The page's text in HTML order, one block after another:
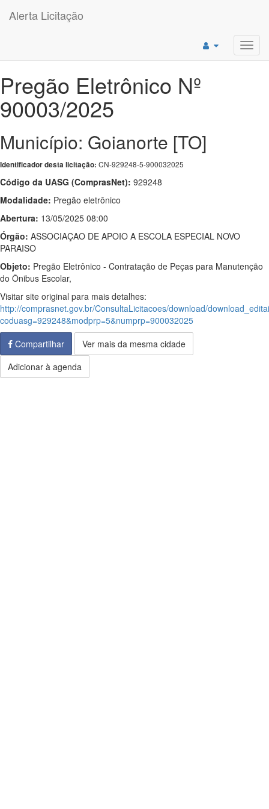
Alerta Licitação
Pregão Eletrônico Nº
90003/2025
Município: Goianorte [TO]
Identificador desta licitação: CN-929248-5-900032025
Código da UASG (ComprasNet): 929248
Modalidade: Pregão eletrônico
Abertura: 13/05/2025 08:00
Órgão: ASSOCIAÇAO DE APOIO A ESCOLA ESPECIAL NOVO
PARAISO
Objeto: Pregão Eletrônico - Contratação de Peças para Manutenção
do Ônibus Escolar,
Visitar site original para mais detalhes:
http://comprasnet.gov.br/ConsultaLicitacoes/download/
coduasg=929248&modprp=5&numprp=900032025
Compartilhar
Ver mais da mesma cidade
Adicionar à agenda